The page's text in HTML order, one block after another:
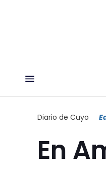
Diario de Cuyo
En